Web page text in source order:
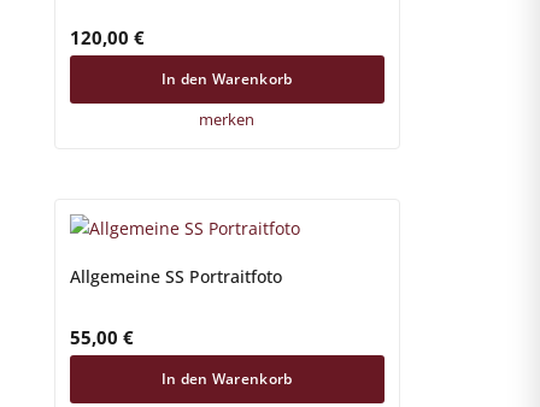
120,00 €
In den Warenkorb
merken
Allgemeine SS Portraitfoto
55,00 €
In den Warenkorb